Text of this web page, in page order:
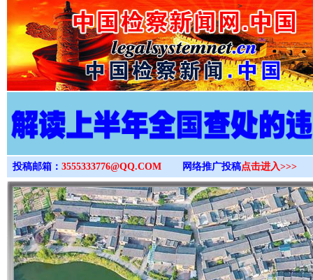
>
投稿邮箱： 3555333776@QQ.COM 网络推广投稿点击进入>>>